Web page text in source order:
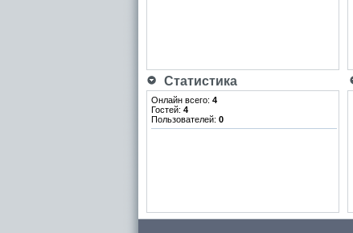
Статистика
Онлайн всего: 4
Гостей: 4
Пользователей: 0